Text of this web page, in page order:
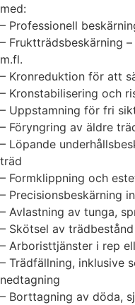
med:
– Professionell
– Fruktträdsbeskärning
m.fl.
– Kronreduktion för att
– Kronstabilisering och
– Uppstamning för fri
– Föryngring av äldre
– Löpande
träd
– Formklippning och
– Precisionsbeskärning
– Avlastning av tunga,
– Skötsel av
– Arboristtjänster i rep
– Trädfällning, inklusive
nedtagning
– Borttagning av döda,